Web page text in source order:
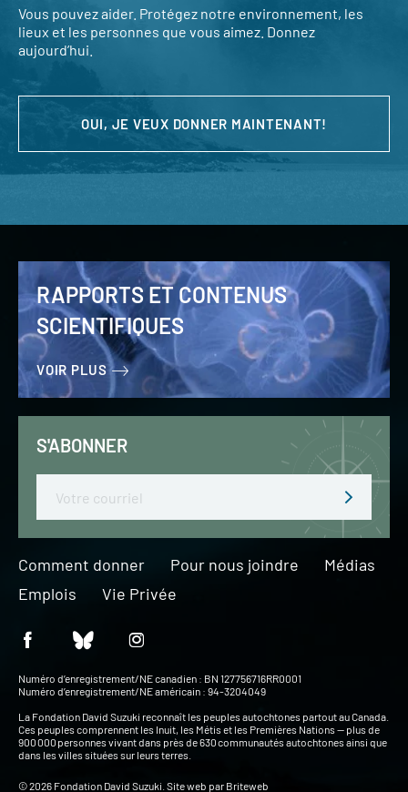
Vous pouvez aider. Protégez notre environnement, les
lieux et les personnes que vous aimez. Donnez
aujourd’hui.
OUI, JE VEUX DONNER MAINTENANT!
RAPPORTS ET CONTENUS
SCIENTIFIQUES
VOIR PLUS
S'ABONNER
Comment donner Pour nous joindre
Médias
Emplois
Vie Privée
Numéro d’enregistrement/NE canadien : BN 127756716RR0001
Numéro d’enregistrement/NE américain : 94-3204049
La Fondation David Suzuki reconnaît les peuples autochtones partout au Canada.
Ces peuples comprennent les Inuit, les Métis et les Premières Nations — plus de
900 000 personnes vivant dans près de 630 communautés autochtones ainsi que
dans les villes situées sur leurs terres.
© 2026 Fondation David Suzuki. Site web par Briteweb